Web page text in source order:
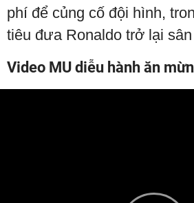
phí để củng cố đội hình,
tiêu đưa Ronaldo trở lại
Video MU diễu hành ăn